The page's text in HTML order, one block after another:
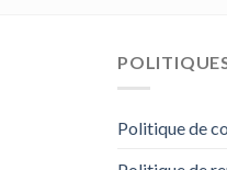
Politique de